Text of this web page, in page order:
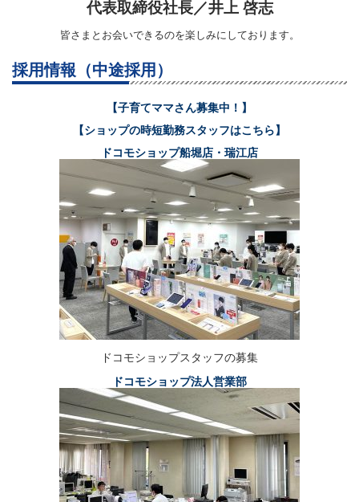
代表取締役社長／井上 啓志
皆さまとお会いできるのを楽しみにしております。
採用情報（中途採用）
【子育てママさん募集中！】
【ショップの時短勤務スタッフはこちら】
ドコモショップ船堀店・瑞江店
ドコモショップスタッフの募集
ドコモショップ法人営業部